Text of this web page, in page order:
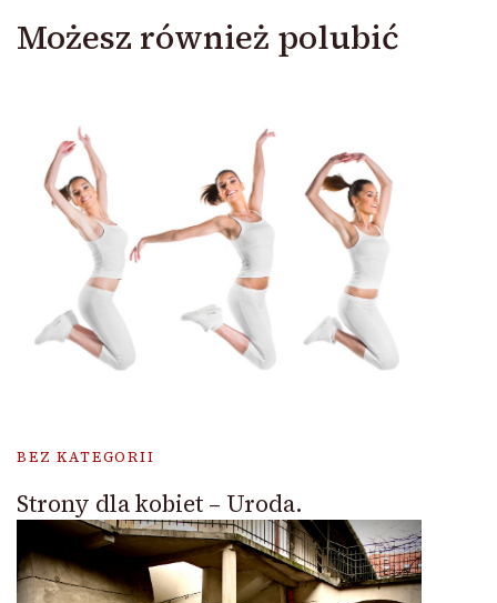
Możesz również polubić
BEZ KATEGORII
Strony dla kobiet – Uroda.